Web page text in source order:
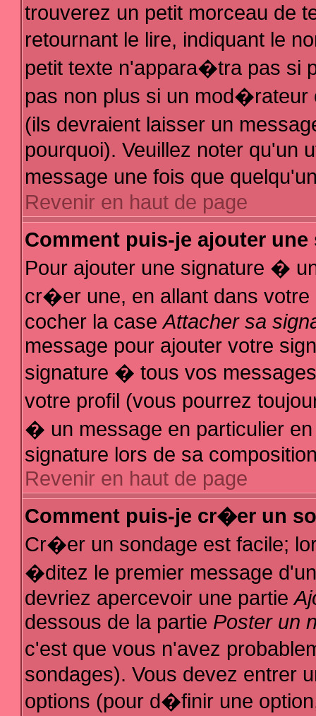
trouverez un petit morceau de
retournant le lire, indiquant le
petit texte n'appara�tra pas si
pas non plus si un
(ils devraient laisser un
pourquoi). Veuillez noter qu'un
message une fois que
Revenir en haut de page
Comment puis-je ajouter
Pour ajouter une signature �
cr�er une, en allant dans
cocher la caseAttacher sa
message pour ajouter votre
signature � tous vos
votre profil (vous pourrez
� un message en particulier
signature lors de sa
Revenir en haut de page
Comment puis-je cr�er un
Cr�er un sondage est facile;
�ditez le premier message
devriez apercevoir une partie
dessous de la partie Poster un
c'est que vous n'avez
sondages). Vous devez entrer
options (pour d�finir une